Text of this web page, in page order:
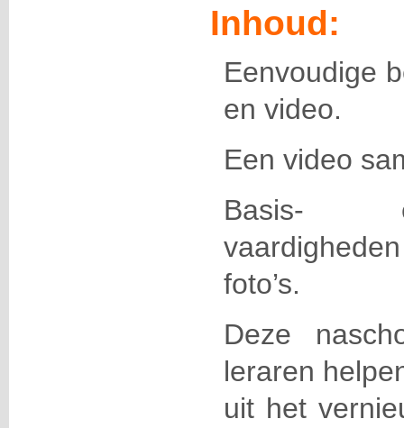
Inhoud:
Eenvoudige
en video.
Een video
Basis-
foto’s.
Deze
leraren
uit het